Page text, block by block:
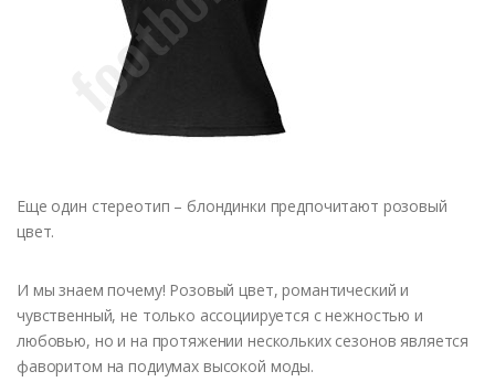
Еще один стереотип – блондинки предпочитают розовый
цвет.
И мы знаем почему! Розовый цвет, романтический и
чувственный, не только ассоциируется с нежностью и
любовью, но и на протяжении нескольких сезонов является
фаворитом на подиумах высокой моды.